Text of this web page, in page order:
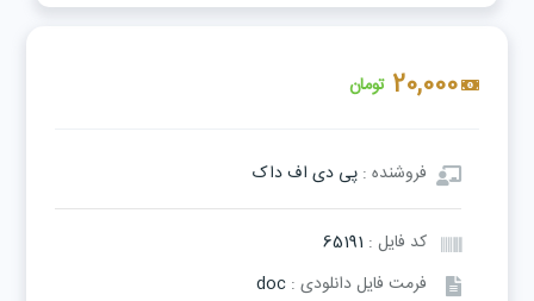
20,000 تومان
فروشنده :پی دی اف داک
کد فایل : 65191
فرمت فایل دانلودی :doc